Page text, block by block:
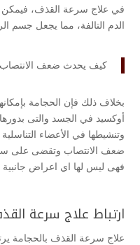
في علاج سرعة القذف،
الدم التالفة، مما يجعل
كيف يحدث ضعف
بخلاف ذلك فإن الحجامة
أوكسيد في الجسد والتى
وتنشيطها في الأعضاء
ضعف الانتصاب وتقضى على
فهى ليس لها اي اعراض
ارتباط علاج سرعة
علاج سرعة القذف بالحجامة